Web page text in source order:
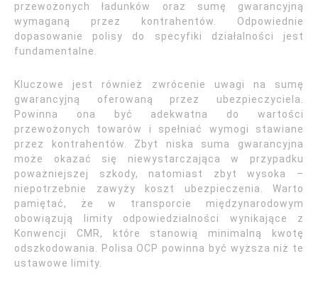
przewożonych ładunków oraz sumę gwarancyjną
wymaganą przez kontrahentów. Odpowiednie
dopasowanie polisy do specyfiki działalności jest
fundamentalne.
Kluczowe jest również zwrócenie uwagi na sumę
gwarancyjną oferowaną przez ubezpieczyciela.
Powinna ona być adekwatna do wartości
przewożonych towarów i spełniać wymogi stawiane
przez kontrahentów. Zbyt niska suma gwarancyjna
może okazać się niewystarczająca w przypadku
poważniejszej szkody, natomiast zbyt wysoka –
niepotrzebnie zawyży koszt ubezpieczenia. Warto
pamiętać, że w transporcie międzynarodowym
obowiązują limity odpowiedzialności wynikające z
Konwencji CMR, które stanowią minimalną kwotę
odszkodowania. Polisa OCP powinna być wyższa niż te
ustawowe limity.